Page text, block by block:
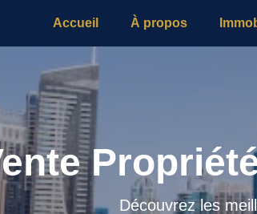
Accueil À propos
Découvrez les